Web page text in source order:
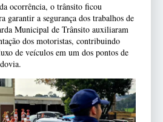
ocorrência, o trânsito ficou
garantir a segurança dos trabalhos de
Municipal de Trânsito auxiliaram
dos motoristas, contribuindo
de veículos em um dos pontos de